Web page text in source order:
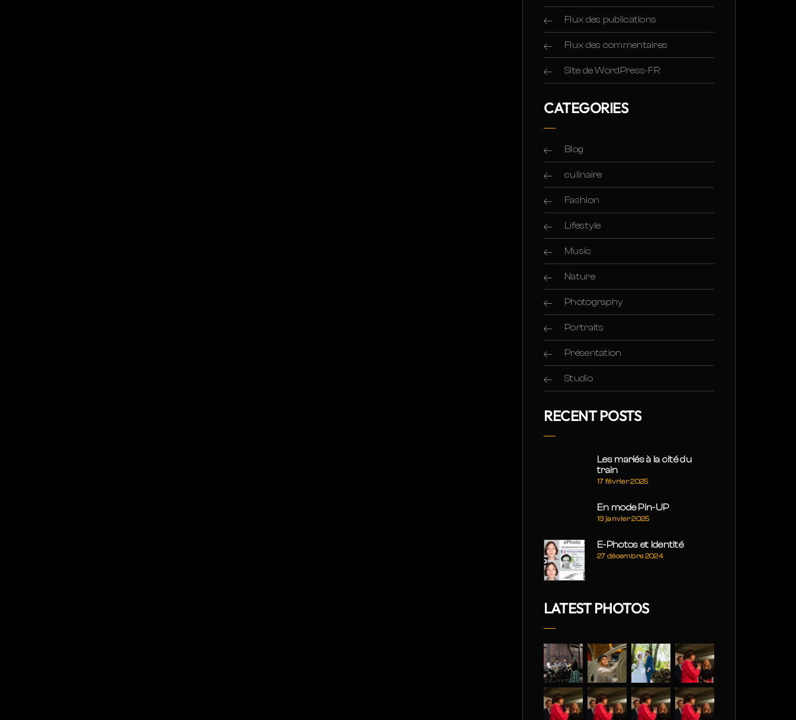
Flux des publications
Flux des commentaires
Site de WordPress-FR
CATEGORIES
Blog
culinaire
Fashion
Lifestyle
Music
Nature
Photography
Portraits
Présentation
Studio
RECENT POSTS
Les mariés à la cité du
train
17 février 2025
En mode Pin-UP
13 janvier 2025
E-Photos et Identité
27 décembre 2024
LATEST PHOTOS